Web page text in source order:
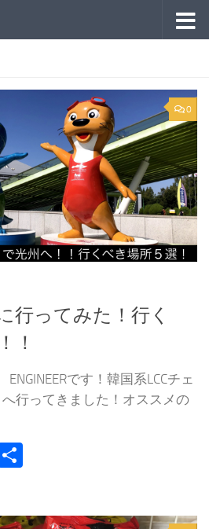
0
行ってみた！行く
！
です！韓国系LCCチェ
行ってきました！オススメの
Line